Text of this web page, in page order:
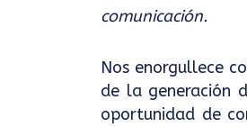
comunicación.
Nos enorgullece
de la generación
oportunidad de